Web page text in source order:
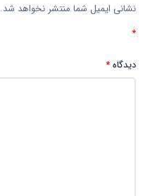
نشانی ایمیل شما منتشر نخواهد شد.
*
دیدگاه*